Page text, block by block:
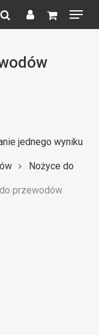
searchaccount
Menu
jednego wyniku
Nożyce do
przewodów